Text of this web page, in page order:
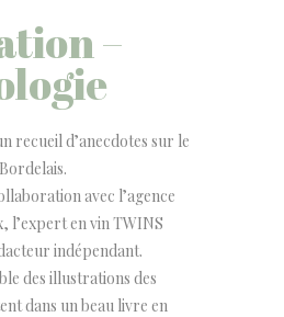
–
recueil d’anecdotes sur le
avec l’agence
l’expert en vin TWINS
indépendant.
des illustrations des
dans un beau livre en